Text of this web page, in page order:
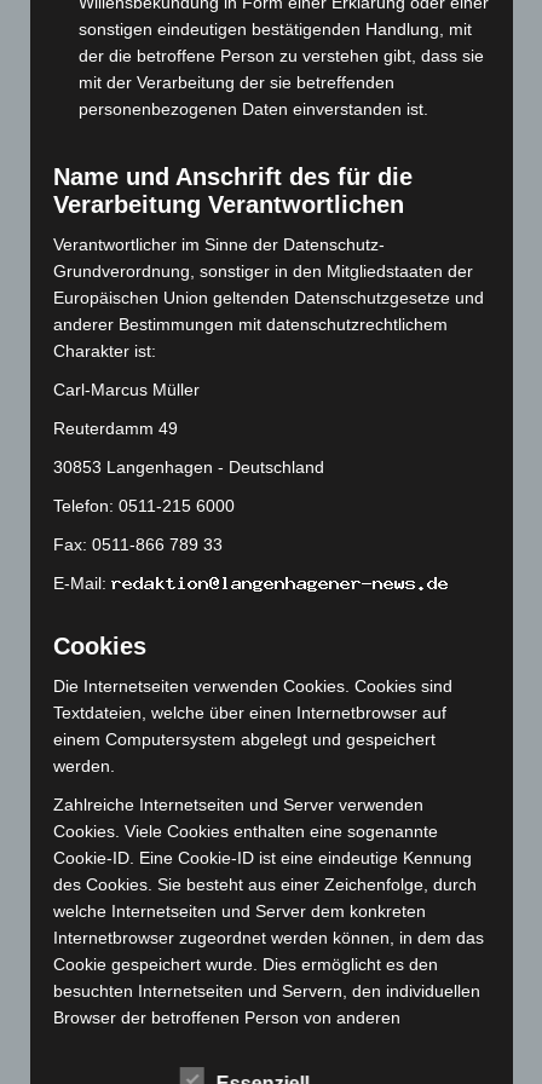
Juni 2024(107)
Mai 2024
(149)
April 2024(102)
März 2024(103)
Januar 2024(111)
November 2023
Oktober 2023(114)
September 2023(133)
Mai 2023(139)
April 2023(155)
März 2023(174)
Februar 2023(154)
Dezember 2022
November 2022(167)
Oktober 2022(166)
September 2022
August 2022 (166)
Juli 2022(133)
Juni 2022(167)
Mai 2022 (177)
März 2022(221)
Februar 2022 (189)
sonstigen eindeutigen bestätigenden Handlung, mit
der die betroffene Person zu verstehen gibt, dass sie
mit der Verarbeitung der sie betreffenden
personenbezogenen Daten einverstanden ist.
Name und Anschrift des für die
Verarbeitung Verantwortlichen
Verantwortlicher im Sinne der Datenschutz-
Grundverordnung, sonstiger in den Mitgliedstaaten der
Europäischen Union geltenden Datenschutzgesetze und
anderer Bestimmungen mit datenschutzrechtlichem
Charakter ist:
Carl-Marcus Müller
Reuterdamm 49
30853 Langenhagen - Deutschland
Telefon: 0511-215 6000
Fax: 0511-866 789 33
E-Mail:
Cookies
Die Internetseiten verwenden Cookies. Cookies sind
Textdateien, welche über einen Internetbrowser auf
einem Computersystem abgelegt und gespeichert
werden.
Zahlreiche Internetseiten und Server verwenden
Cookies. Viele Cookies enthalten eine sogenannte
Cookie-ID. Eine Cookie-ID ist eine eindeutige Kennung
des Cookies. Sie besteht aus einer Zeichenfolge, durch
welche Internetseiten und Server dem konkreten
Internetbrowser zugeordnet werden können, in dem das
Cookie gespeichert wurde. Dies ermöglicht es den
besuchten Internetseiten und Servern, den individuellen
Browser der betroffenen Person von anderen
unterscheiden. Ein bestimmter Internetbrowser kann